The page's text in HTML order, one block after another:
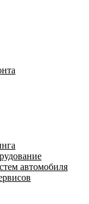
автомобиля